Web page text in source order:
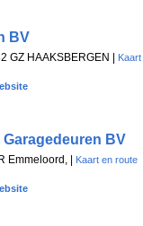
BV
GZ HAAKSBERGEN |
BV
Emmeloord, | Kaart en route